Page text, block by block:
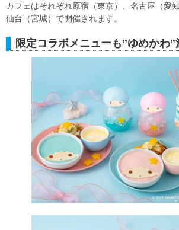
カフェはそれぞれ原宿（東京）、名古屋（愛
仙台（宮城）で開催されます。
限定コラボメニューも”ゆめかわ”